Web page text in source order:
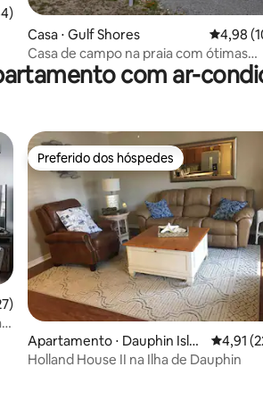
avaliação média de 5, 144 avaliações
Casa ⋅ Gulf Shores 4,98 de
4,98
Casa de campo na praia com ótimas
avaliações a poucos segundos do
com ar-
avaliação média de 5, 127 avaliações
Preferido dos hóspedes
Preferido dos hóspedes
Apartamento ⋅ Dauphin Islan
d
4,91 de
4,91
Holland House II na Ilha de Dauphin